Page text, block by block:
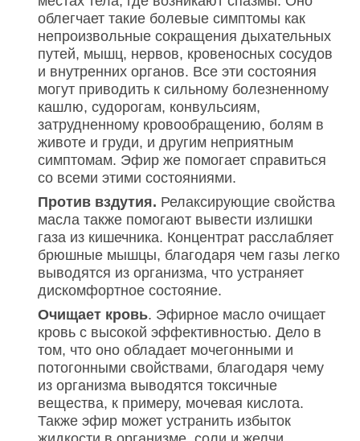
облегчает такие болевые симптомы как
непроизвольные сокращения дыхательных
путей, мышц, нервов, кровеносных сосудов
и внутренних органов. Все эти состояния
могут приводить к сильному болезненному
кашлю, судорогам, конвульсиям,
затрудненному кровообращению, болям в
животе и груди, и другим неприятным
симптомам. Эфир же помогает справиться
со всеми этими состояниями.
Против вздутия. Релаксирующие свойства
масла также помогают вывести излишки
газа из кишечника. Концентрат расслабляет
брюшные мышцы, благодаря чем газы легко
выводятся из организма, что устраняет
дискомфортное состояние.
Очищает кровь. Эфирное масло очищает
кровь с высокой эффективностью. Дело в
том, что оно обладает мочегонными и
потогонными свойствами, благодаря чему
из организма выводятся токсичные
вещества, к примеру, мочевая кислота.
Также эфир может устранить избыток